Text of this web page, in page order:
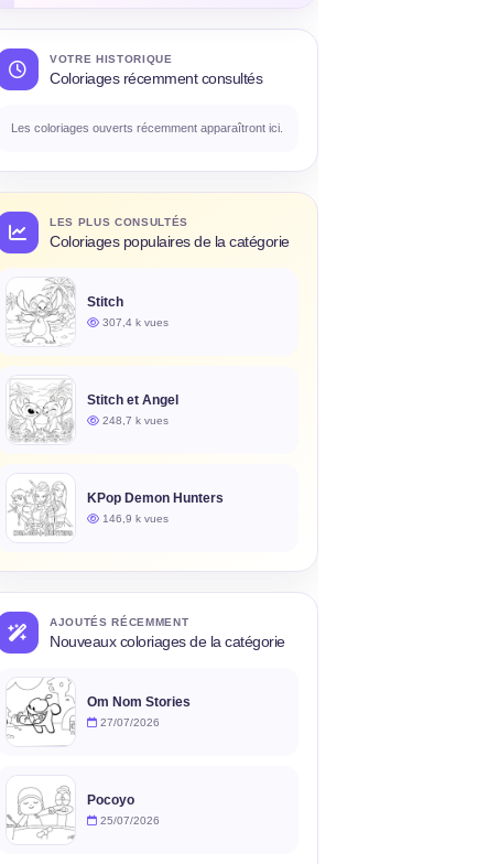
VOTRE HISTORIQUE
Coloriages récemment consultés
Les coloriages ouverts récemment apparaîtront ici.
LES PLUS CONSULTÉS
Coloriages populaires de la catégorie
Stitch
307,4 k vues
Stitch et Angel
248,7 k vues
KPop Demon Hunters
146,9 k vues
AJOUTÉS RÉCEMMENT
Nouveaux coloriages de la catégorie
Om Nom Stories
27/07/2026
Pocoyo
25/07/2026